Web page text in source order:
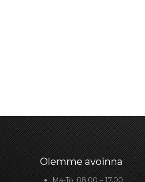
Olemme avoinna
Ma-To: 08.00 – 17.00